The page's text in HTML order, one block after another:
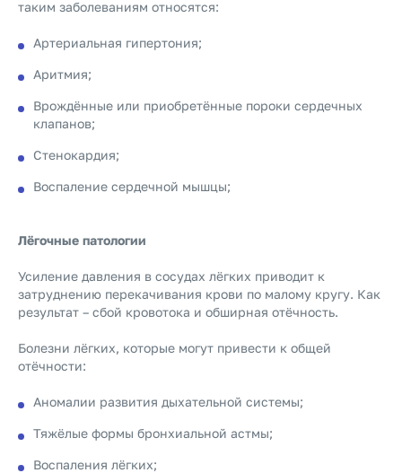
таким заболеваниям относятся:
Артериальная гипертония;
Аритмия;
Врождённые или приобретённые пороки сердечных
клапанов;
Стенокардия;
Воспаление сердечной мышцы;
Лёгочные патологии
Усиление давления в сосудах лёгких приводит к
затруднению перекачивания крови по малому кругу. Как
результат – сбой кровотока и обширная отёчность.
Болезни лёгких, которые могут привести к общей
отёчности:
Аномалии развития дыхательной системы;
Тяжёлые формы бронхиальной астмы;
Воспаления лёгких;